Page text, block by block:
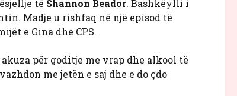
të Shannon Beador. Bashkëylli i
Madje u rishfaq në një episod të
e Gina dhe CPS.
për goditje me vrap dhe alkool të
me jetën e saj dhe e do çdo